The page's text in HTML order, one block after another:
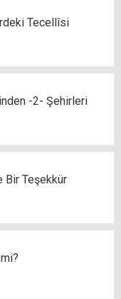
Tecellîsi
-2- Şehirleri
Bir Teşekkür